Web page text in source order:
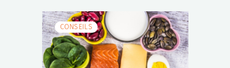
CONSEILS